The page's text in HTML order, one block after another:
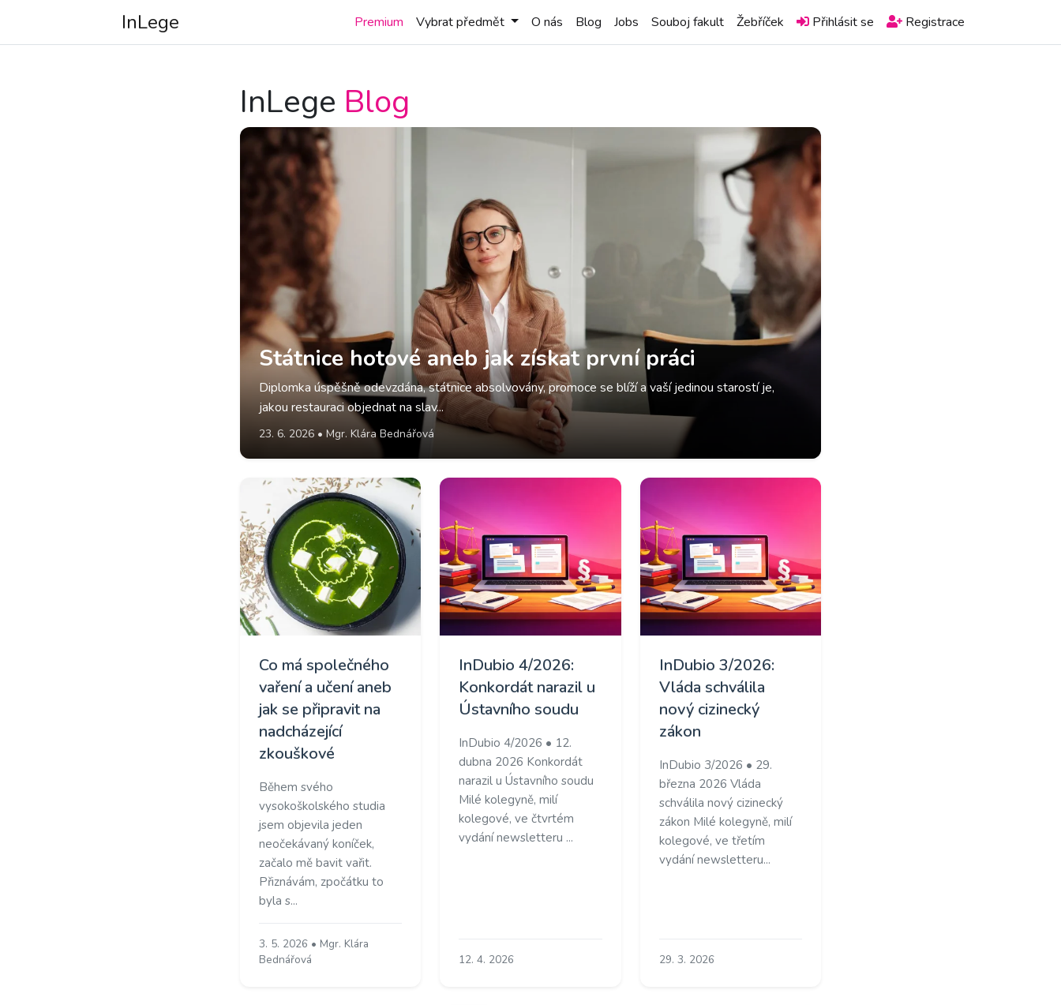
InLege Premium Vybrat předmět O nás Blog Jobs Souboj fakult Žebříček Přihlásit se Registrace
InLege Blog
Státnice hotové aneb jak získat první práci
Diplomka úspěšně odevzdána, státnice absolvovány, promoce se blíží a vaší jedinou starostí je,
jakou restauraci objednat na slav...
23. 6. 2026 • Mgr. Klára Bednářová
Co má společného
vaření a učení aneb
jak se připravit na
nadcházející
zkouškové
Během svého
vysokoškolského studia
jsem objevila jeden
neočekávaný koníček,
začalo mě bavit vařit.
Přiznávám, zpočátku to
byla s...
3. 5. 2026 • Mgr. Klára
Bednářová
InDubio 4/2026:
Konkordát narazil u
Ústavního soudu
InDubio 4/2026 • 12.
dubna 2026 Konkordát
narazil u Ústavního soudu
Milé kolegyně, milí
kolegové, ve čtvrtém
vydání newsletteru ...
12. 4. 2026
InDubio 3/2026:
Vláda schválila
nový cizinecký
zákon
InDubio 3/2026 • 29.
března 2026 Vláda
schválila nový cizinecký
zákon Milé kolegyně, milí
kolegové, ve třetím
vydání newsletteru...
29. 3. 2026